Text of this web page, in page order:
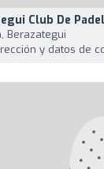
Club De Padel
Berazategui
y datos de